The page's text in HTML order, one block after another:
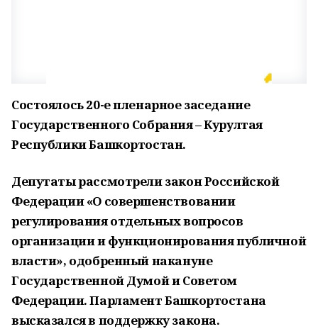
Состоялось 20-е пленарное заседание
Государственного Собрания – Курултая
Республики Башкортостан.
Депутаты рассмотрели закон Российской
Федерации «О совершенствовании
регулирования отдельных вопросов
организации и функционирования публичной
власти», одобренный накануне
Государственной Думой и Советом
Федерации. Парламент Башкортостана
высказался в поддержку закона.